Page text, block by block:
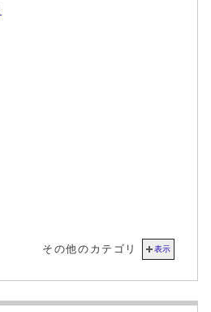
その他のカテゴリ 表示